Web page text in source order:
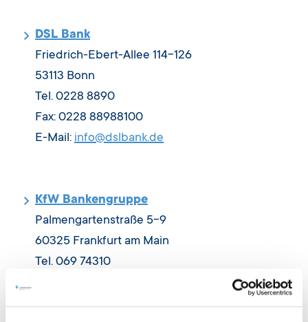
DSL Bank
Friedrich-Ebert-Allee 114-126
53113 Bonn
Tel. 0228 8890
Fax: 0228 88988100
E-Mail: info@dslbank.de
KfW Bankengruppe
Palmengartenstraße 5-9
60325 Frankfurt am Main
Tel. 069 74310
E-Mail:info@kfw.de